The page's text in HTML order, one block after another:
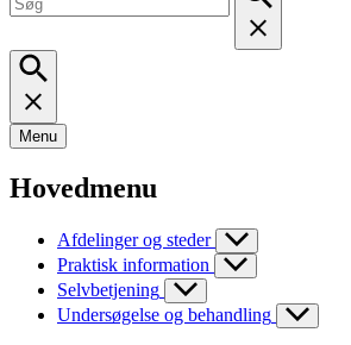
Menu
Hovedmenu
Afdelinger og steder
Praktisk information
Selvbetjening
Undersøgelse og behandling